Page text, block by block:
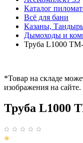
Каталог
Всё для бани
Казаны,
Дымоходы и
Труба L1000
*Товар на складе
изображения на сайте.
Труба L1000